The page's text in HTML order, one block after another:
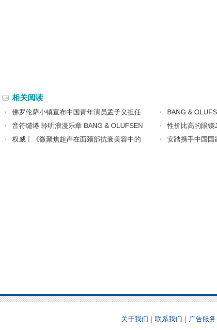
相关阅读
佛罗伦萨小镇宣布中国青年演员孟子义担任
BANG &
音符缱绻 聆听浪漫乐章 BANG & OLUFSEN
性价比高的眼镜
权威丨《微聚焦超声在面颈部抗衰美容中的
安踏携手中国国
关于我们 ｜ 联系我们 ｜ 广告服务